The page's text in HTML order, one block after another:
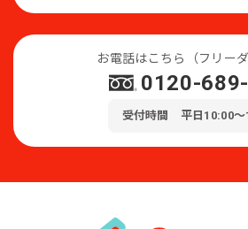
お電話はこちら（フリーダ
0120-
受付時間 平日10:00～